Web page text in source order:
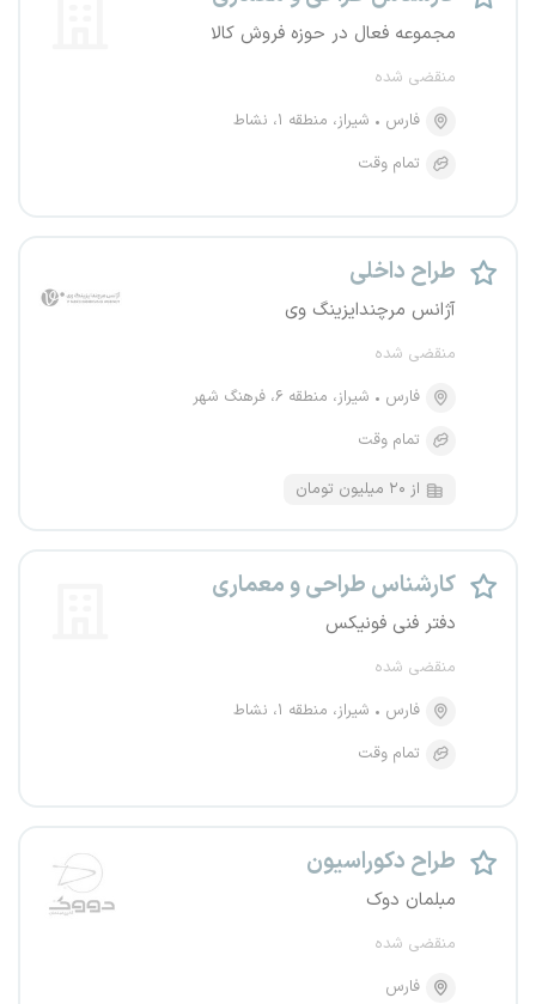
مجموعه فعال در حوزه فروش کالا
منقضی شده
فارس
شیراز، منطقه ۱، نشاط
تمام وقت
طراح داخلی
آژانس مرچندایزینگ وی
منقضی شده
فارس
شیراز، منطقه ۶، فرهنگ شهر
تمام وقت
از ۲۰ میلیون تومان
کارشناس طراحی و معماری
دفتر فنی فونیکس
منقضی شده
فارس
شیراز، منطقه ۱، نشاط
تمام وقت
طراح دکوراسیون
مبلمان دوک
منقضی شده
فارس